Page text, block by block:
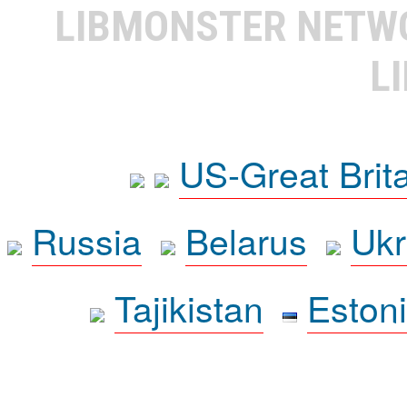
LIBMONSTER
US-Great
Russia
Belarus
Tajikistan